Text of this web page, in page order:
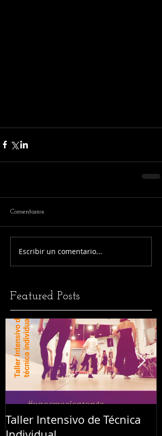
Comentarios
Escribir un comentario...
Featured Posts
Taller Intensivo de Técnica